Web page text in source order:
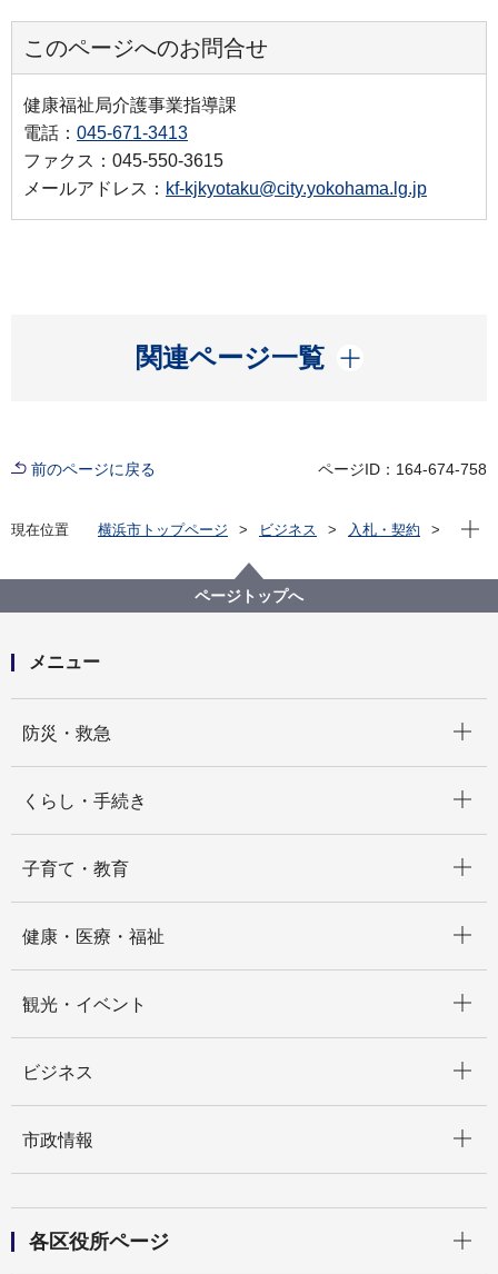
このページへのお問合せ
健康福祉局介護事業指導課
電話： 045-671-3413
ファクス：045-550-3615
メールアドレス： kf-kjkyotaku@city.yokohama.lg.jp
関連ページ一覧
開く
前のページに戻る ページID：164-674-758
現在位置 横浜市トップページ ビジネス
入札・契約
【入札結果掲載】【公募型指名競争入札】介護サービ
ス事業所・施設を対象とした災害時業務継続計画
現在
ページトップへ
メニュー
防災・救急
くらし・手続き
子育て・教育
健康・医療・福祉
観光・イベント
ビジネス
市政情報
各区役所ページ